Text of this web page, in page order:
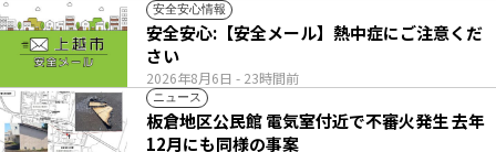
安全安心情報
2026年8月6日 - 23時間前
安全安心:【安全メール】熱中症にご注意くだ
さい
ニュース
板倉地区公民館 電気室付近で不審火発生 去年
12月にも同様の事案